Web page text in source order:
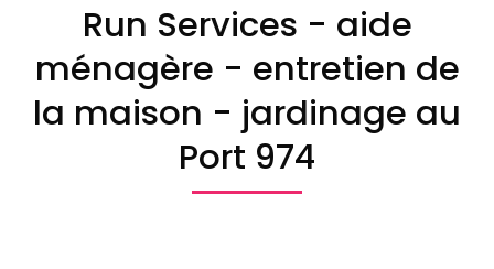
Run Services - aide
ménagère - entretien de
la maison - jardinage au
Port 974